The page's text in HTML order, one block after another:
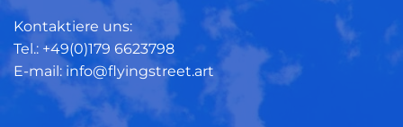
Kontaktiere uns:
Tel.: +49(0)179 6623798
E-mail: info@flyingstreet.art